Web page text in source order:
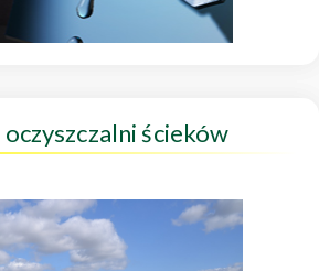
oczyszczalni ścieków